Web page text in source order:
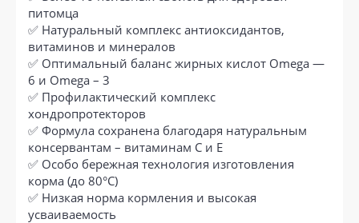
питомца
✅ Натуральный комплекс антиоксидантов,
витаминов и минералов
✅ Оптимальный баланс жирных кислот Omega —
6 и Omega – 3
✅ Профилактический комплекс
хондропротекторов
✅ Формула сохранена благодаря натуральным
консервантам – витаминам C и E
✅ Особо бережная технология изготовления
корма (до 80°С)
✅ Низкая норма кормления и высокая
усваиваемость